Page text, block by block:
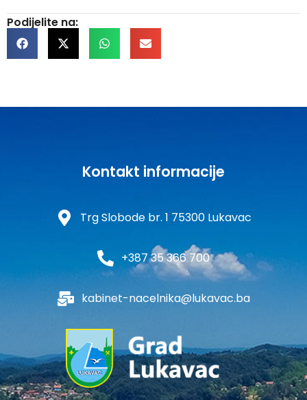
Podijelite na:
Kontakt informacije
Trg Slobode br. 1 75300 Lukavac
+387 35 366 700
kabinet-nacelnika@lukavac.ba